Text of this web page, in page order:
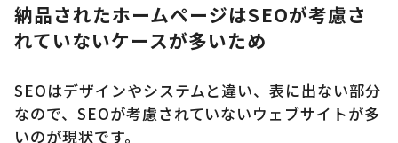
納品されたホームページはSEOが考慮さ
れていないケースが多いため
SEOはデザインやシステムと違い、表に出ない部分
なので、SEOが考慮されていないウェブサイトが多
いのが現状です。